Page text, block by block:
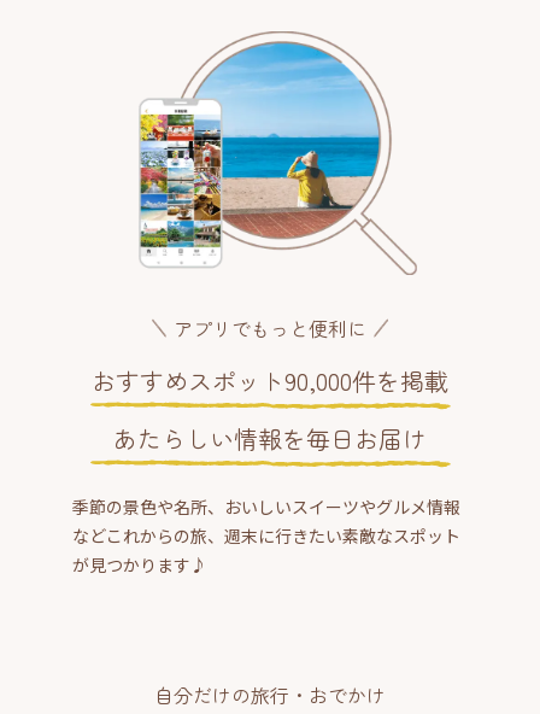
アプリでもっと便利に
おすすめスポット90,000件を掲載
あたらしい情報を毎日お届け
季節の景色や名所、おいしいスイーツやグルメ情報
などこれからの旅、週末に行きたい素敵なスポット
が見つかります♪
自分だけの旅行・おでかけ